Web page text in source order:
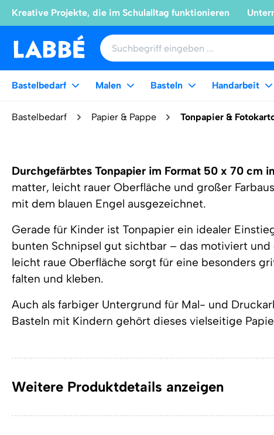
Kreative Projekte, die im Schulalltag funktionieren
Bastelbedarf Malen Basteln Handarbeit
Bastelbedarf Papier & Pappe Tonpapier &
Durchgefärbtes Tonpapier im Format 50 x 70 cm
matter, leicht rauer Oberfläche und großer
mit dem blauen Engel ausgezeichnet.
Gerade für Kinder ist Tonpapier ein idealer
bunten Schnipsel gut sichtbar – das motiviert
leicht raue Oberfläche sorgt für eine besonders
falten und kleben.
Auch als farbiger Untergrund für Mal- und
Basteln mit Kindern gehört dieses vielseitige
Weitere Produktdetails anzeigen